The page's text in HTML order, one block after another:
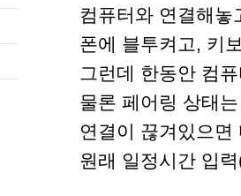
컴퓨터와 연결해
폰에 블투켜고, 키
그런데 한동안 컴
물론 페어링 상태
연결이 끊겨있으
원래 일정시간 입